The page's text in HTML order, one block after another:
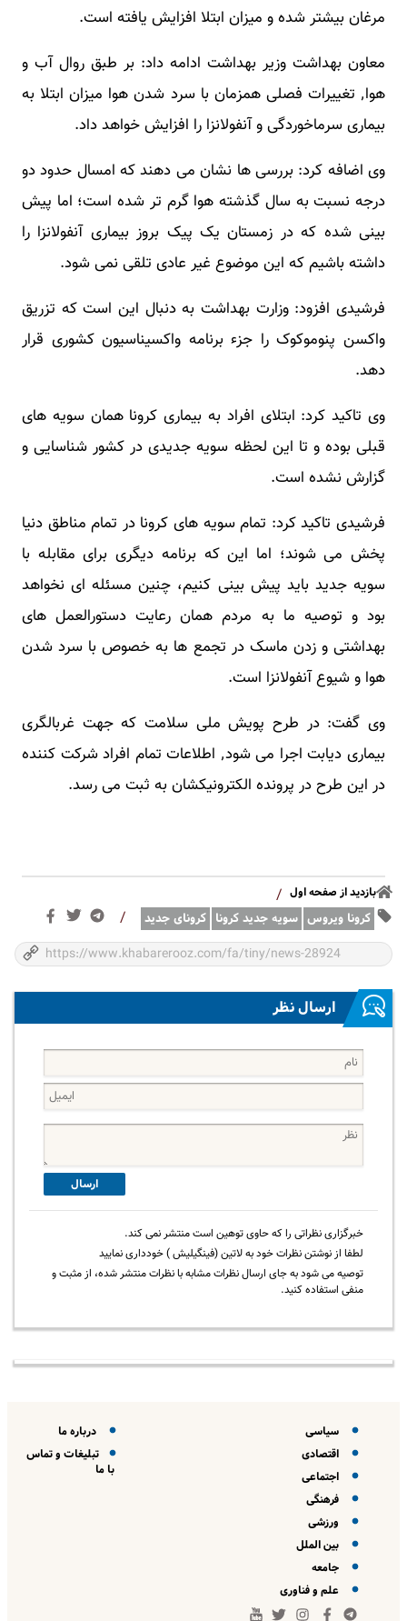
مرغان بیشتر شده و میزان ابتلا افزایش یافته است.
معاون بهداشت وزیر بهداشت ادامه داد: بر طبق روال آب و
هوا٬ تغییرات فصلی همزمان با سرد شدن هوا میزان ابتلا به
بیماری سرماخوردگی و آنفولانزا را افزایش خواهد داد.
وی اضافه کرد: بررسی ها نشان می دهند که امسال حدود دو
درجه نسبت به سال گذشته هوا گرم تر شده است؛ اما پیش
بینی شده که در زمستان یک پیک بروز بیماری آنفولانزا را
داشته باشیم که این موضوع غیر عادی تلقی نمی شود.
فرشیدی افزود: وزارت بهداشت به دنبال این است که تزریق
واکسن پنوموکوک را جزء برنامه واکسیناسیون کشوری قرار
دهد.
وی تاکید کرد: ابتلای افراد به بیماری کرونا همان سویه های
قبلی بوده و تا این لحظه سویه جدیدی در کشور شناسایی و
گزارش نشده است.
فرشیدی تاکید کرد: تمام سویه های کرونا در تمام مناطق دنیا
پخش می شوند؛ اما این که برنامه دیگری برای مقابله با
سویه جدید باید پیش بینی کنیم، چنین مسئله ای نخواهد
بود و توصیه ما به مردم همان رعایت دستورالعمل های
بهداشتی و زدن ماسک در تجمع ها به خصوص با سرد شدن
هوا و شیوع آنفولانزا است.
وی گفت: در طرح پویش ملی سلامت که جهت غربالگری
بیماری دیابت اجرا می شود٬ اطلاعات تمام افراد شرکت کننده
در این طرح در پرونده الکترونیکشان به ثبت می رسد.
بازدید از صفحه اول /
کرونا ویروس سویه جدید کرونا کرونای جدید /
ارسال نظر
ارسال
خبرگزاری نظراتی را که حاوی توهین است منتشر نمی کند.
لطفا از نوشتن نظرات خود به لاتین (فینگیلیش ) خودداری نمایید
توصیه می شود به جای ارسال نظرات مشابه با نظرات منتشر شده، از مثبت و
منفی استفاده کنید.
سیاسی
اقتصادی
اجتماعی
فرهنگی
ورزشی
بین الملل
جامعه
علم و فناوری
درباره ما
تبلیغات و تماس
با ما